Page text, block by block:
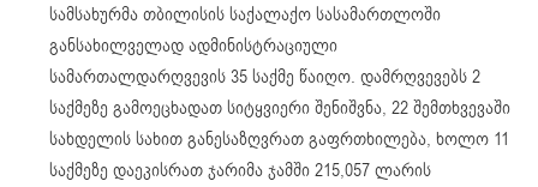
სამსახურმა თბილისის საქალაქო სასამართლოში
განსახილველად ადმინისტრაციული
სამართალდარღვევის 35 საქმე წაიღო. დამრღვევებს 2
საქმეზე გამოეცხადათ სიტყვიერი შენიშვნა, 22 შემთხვევაში
სახდელის სახით განესაზღვრათ გაფრთხილება, ხოლო 11
საქმეზე დაეკისრათ ჯარიმა ჯამში 215,057 ლარის